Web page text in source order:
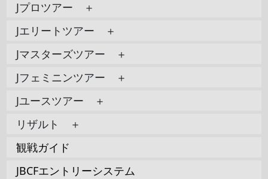
Jプロツアー ＋
Jエリートツアー ＋
Jマスターズツアー ＋
Jフェミニンツアー ＋
Jユースツアー ＋
リザルト ＋
観戦ガイド
JBCFエントリーシステム